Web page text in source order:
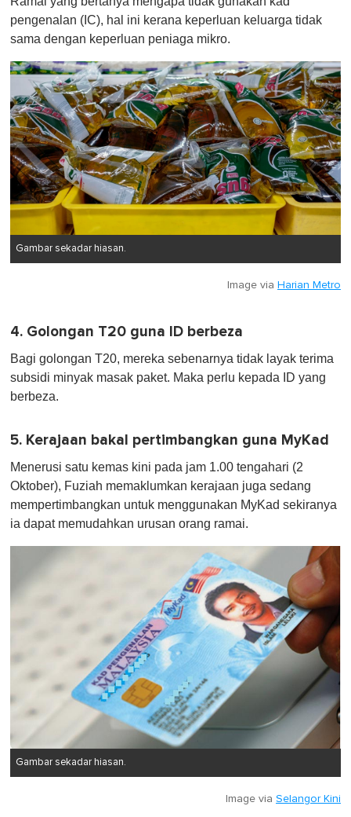
pengenalan (IC), hal ini kerana keperluan keluarga tidak
sama dengan keperluan peniaga mikro.
Gambar sekadar hiasan.
Image via Harian Metro
4. Golongan T20 guna ID berbeza
Bagi golongan T20, mereka sebenarnya tidak layak terima
subsidi minyak masak paket. Maka perlu kepada ID yang
berbeza.
5. Kerajaan bakal pertimbangkan guna MyKad
Menerusi satu kemas kini pada jam 1.00 tengahari (2
Oktober), Fuziah memaklumkan kerajaan juga sedang
mempertimbangkan untuk menggunakan MyKad sekiranya
ia dapat memudahkan urusan orang ramai.
Gambar sekadar hiasan.
Image via Selangor Kini